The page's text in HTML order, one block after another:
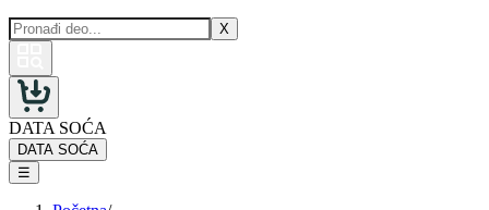
X
DATA SOĆA
DATA SOĆA
☰